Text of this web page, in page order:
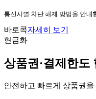
통신사별 차단 해제 방법을 안내
바로콕자세히 보기
현금화
상품권·결제한도
안전하고 빠르게 상품권